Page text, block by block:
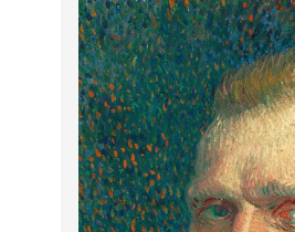
یوهانس فرمیر
پرفروش‌ترین تابلوها